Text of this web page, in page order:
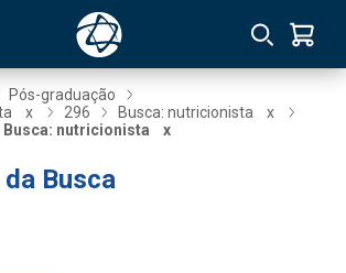
Pós-graduação
x 296 Busca: nutricionista
x
Busca: nutricionista x
Busca